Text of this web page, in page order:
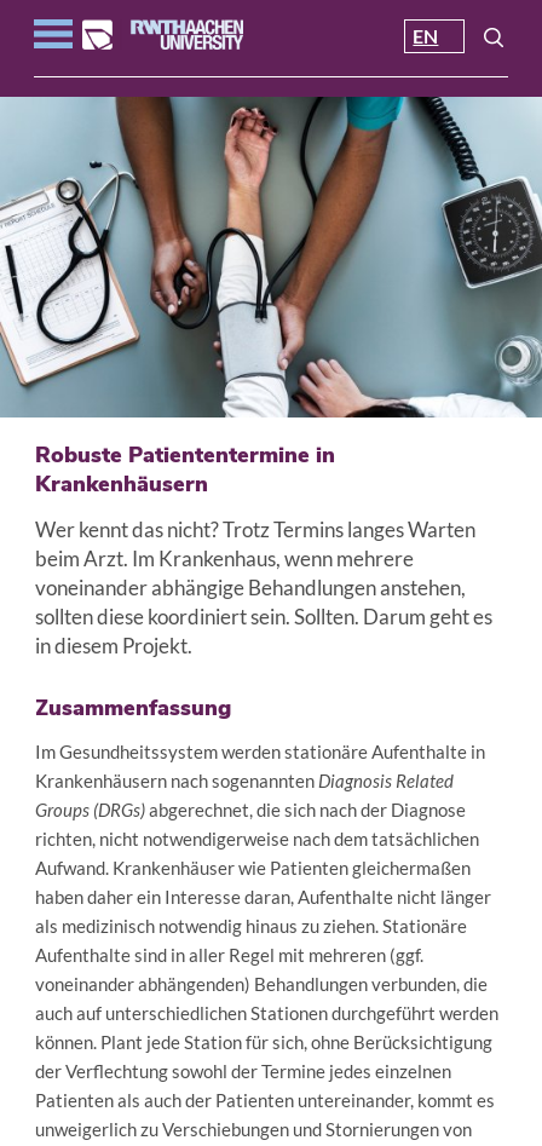
EN
Robuste Patiententermine in
Krankenhäusern
Wer kennt das nicht? Trotz Termins langes Warten
beim Arzt. Im Krankenhaus, wenn mehrere
voneinander abhängige Behandlungen anstehen,
sollten diese koordiniert sein. Sollten. Darum geht es
in diesem Projekt.
Zusammenfassung
Im Gesundheitssystem werden stationäre Aufenthalte in
Krankenhäusern nach sogenannten Diagnosis Related
Groups (DRGs)abgerechnet, die sich nach der Diagnose
richten, nicht notwendigerweise nach dem tatsächlichen
Aufwand. Krankenhäuser wie Patienten gleichermaßen
haben daher ein Interesse daran, Aufenthalte nicht länger
als medizinisch notwendig hinaus zu ziehen. Stationäre
Aufenthalte sind in aller Regel mit mehreren (ggf.
voneinander abhängenden) Behandlungen verbunden, die
auch auf unterschiedlichen Stationen durchgeführt werden
können. Plant jede Station für sich, ohne Berücksichtigung
der Verflechtung sowohl der Termine jedes einzelnen
Patienten als auch der Patienten untereinander, kommt es
unweigerlich zu Verschiebungen und Stornierungen von